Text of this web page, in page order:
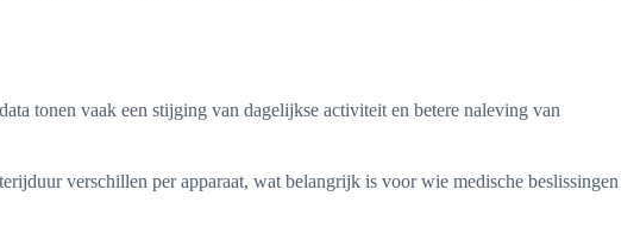
tonen vaak een stijging van dagelijkse activiteit en betere naleving van
verschillen per apparaat, wat belangrijk is voor wie medische beslissingen